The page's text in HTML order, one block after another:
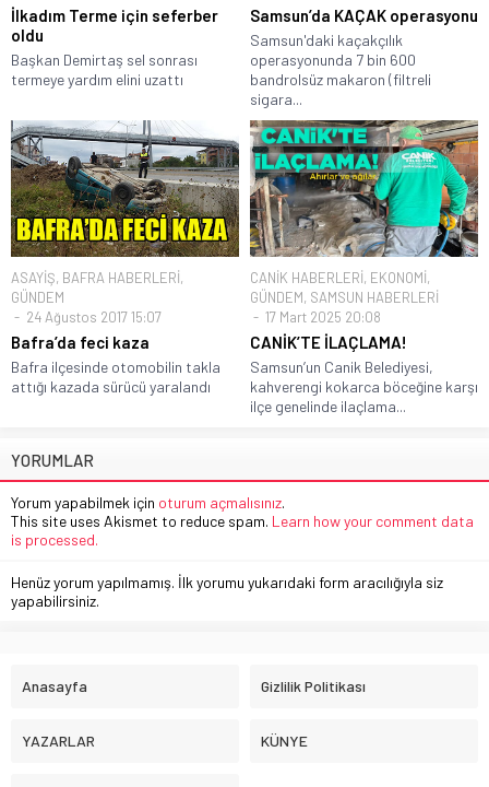
İlkadım Terme için seferber
oldu
Başkan Demirtaş sel sonrası
termeye yardım elini uzattı
Samsun’da KAÇAK operasyonu
Samsun'daki kaçakçılık
operasyonunda 7 bin 600
bandrolsüz makaron (filtreli
sigara...
ASAYİŞ, BAFRA HABERLERİ,
GÜNDEM
24 Ağustos 2017 15:07
Bafra’da feci kaza
Bafra ilçesinde otomobilin takla
attığı kazada sürücü yaralandı
CANİK HABERLERİ, EKONOMİ,
GÜNDEM, SAMSUN HABERLERİ
17 Mart 2025 20:08
CANİK’TE İLAÇLAMA!
Samsun’un Canik Belediyesi,
kahverengi kokarca böceğine karşı
ilçe genelinde ilaçlama...
YORUMLAR
Yorum yapabilmek için oturum açmalısınız.
This site uses Akismet to reduce spam. Learn how your comment data
is processed.
Henüz yorum yapılmamış. İlk yorumu yukarıdaki form aracılığıyla siz
yapabilirsiniz.
Anasayfa Gizlilik Politikası
YAZARLAR KÜNYE